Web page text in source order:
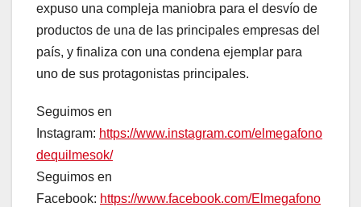
expuso una compleja maniobra para el desvío de
productos de una de las principales empresas del
país, y finaliza con una condena ejemplar para
uno de sus protagonistas principales.
Seguimos en
Instagram: https://www.instagram.com/elmegafono
dequilmesok/
Seguimos en
Facebook: https://www.facebook.com/Elmegafono